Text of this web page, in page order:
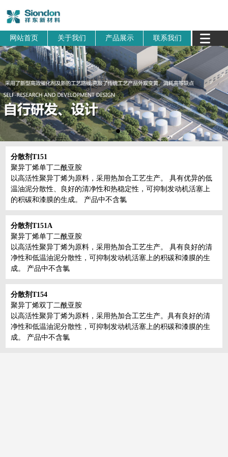
网站首页 关于我们 产品展示 联系我们
分散剂T151
聚异丁烯单丁二酰亚胺
以高活性聚异丁烯为原料，采用热加合工艺生产。 具有优异的低
温油泥分散性、良好的清净性和热稳定性，可抑制发动机活塞上
的积碳和漆膜的生成。 产品中不含氯
分散剂T151A
聚异丁烯单丁二酰亚胺
以高活性聚异丁烯为原料，采用热加合工艺生产。 具有良好的清
净性和低温油泥分散性，可抑制发动机活塞上的积碳和漆膜的生
成。 产品中不含氯
分散剂T154
聚异丁烯双丁二酰亚胺
以高活性聚异丁烯为原料，采用热加合工艺生产。具有良好的清
净性和低温油泥分散性，可抑制发动机活塞上的积碳和漆膜的生
成。 产品中不含氯